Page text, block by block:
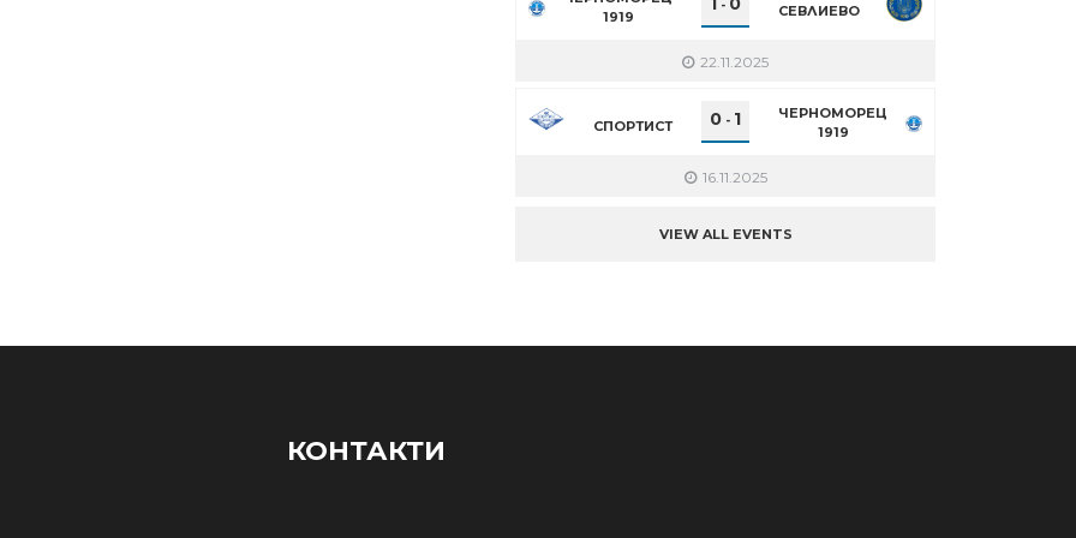
1919
- СЕВЛИЕВО
22.11.2025
СПОРТИСТ 0 - 1
ЧЕРНОМОРЕЦ
1919
16.11.2025
VIEW ALL EVENTS
КОНТАКТИ